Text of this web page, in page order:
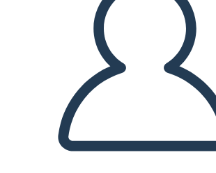
JUEGO DE DIAPOSITIVAS
LEERME